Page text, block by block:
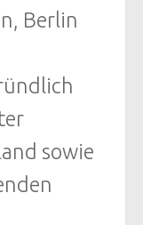
Berlin
sowie